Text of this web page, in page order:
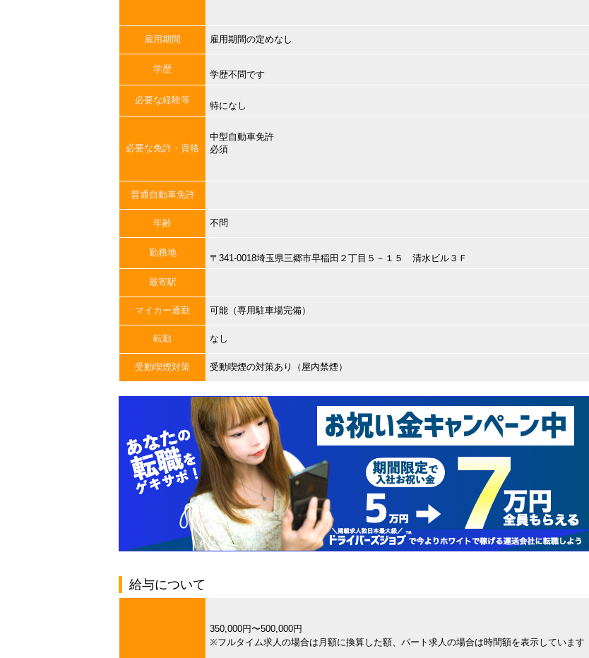
雇用期間 雇用期間の定めなし
学歴
学歴不問です
必要な経験等
特になし
必要な免許・資格
中型自動車免許
必須
普通自動車免許
年齢 不問
勤務地
〒341-0018埼玉県三郷市早稲田２丁目５－１５ 清水ビル３Ｆ
最寄駅
マイカー通勤 可能（専用駐車場完備）
転勤 なし
受動喫煙対策 受動喫煙の対策あり（屋内禁煙）
給与について
350,000円〜500,000円
※フルタイム求人の場合は月額に換算した額、パート求人の場合は時間額を表示しています